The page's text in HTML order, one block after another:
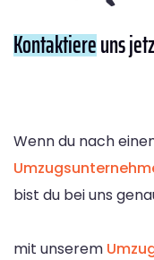
Kontaktiereuns
Wenn du nach
bist du bei uns
mit unserem